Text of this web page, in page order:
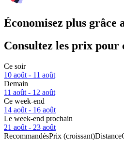
Économisez plus grâce
Consultez les prix pour
Ce soir
10 août - 11 août
Demain
11 août - 12 août
Ce week-end
14 août - 16 août
Le week-end prochain
21 août - 23 août
RecommandésPrix (croissant)Distance